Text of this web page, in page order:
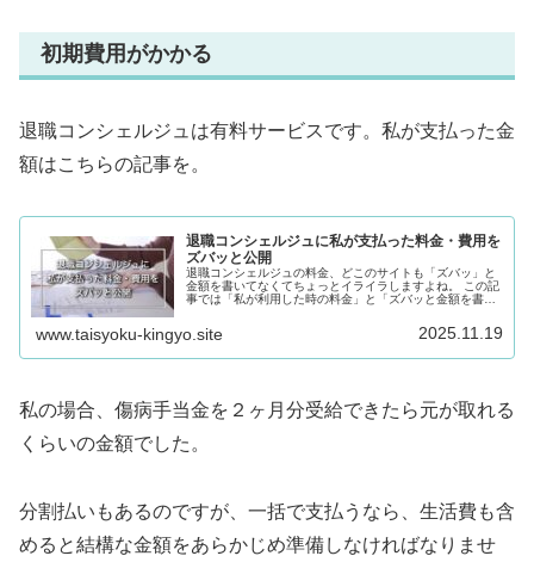
初期費用がかかる
退職コンシェルジュは有料サービスです。私が支払った金
額はこちらの記事を。
退職コンシェルジュに私が支払った料金・費用を
ズバッと公開
退職コンシェルジュの料金、どこのサイトも「ズバッ」と
金額を書いてなくてちょっとイライラしますよね。 この記
事では「私が利用した時の料金」と「ズバッと金額を書け
www.taisyoku-kingyo.site 2025.11.19
私の場合、傷病手当金を２ヶ月分受給できたら元が取れる
くらいの金額でした。
分割払いもあるのですが、一括で支払うなら、生活費も含
めると結構な金額をあらかじめ準備しなければなりませ